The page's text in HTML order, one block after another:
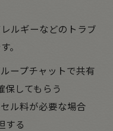
ルギーなどのトラブ
。
ープチャットで共有
保してもらう
ル料が必要な場合
する